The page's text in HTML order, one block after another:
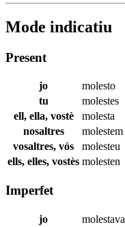
Mode indicatiu
Present
jo
molesto
tu
molestes
ell, ella, vostè
molesta
nosaltres
molestem
vosaltres, vós
molesteu
ells, elles, vostès molesten
Imperfet
jo
molestava